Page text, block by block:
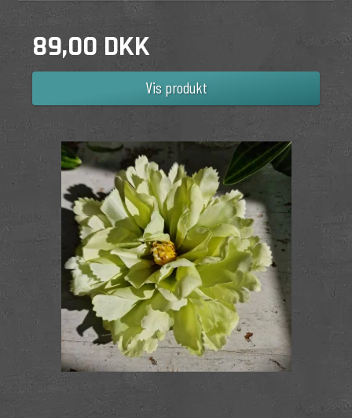
89,00 DKK
Vis produkt